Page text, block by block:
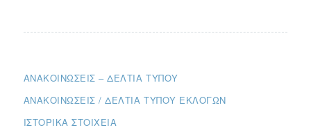
ΑΝΑΚΟΙΝΏΣΕΙΣ – ΔΕΛΤΊΑ ΤΎΠΟΥ
ΑΝΑΚΟΙΝΏΣΕΙΣ / ΔΕΛΤΊΑ ΤΎΠΟΥ ΕΚΛΟΓΏΝ
ΙΣΤΟΡΙΚΆ ΣΤΟΙΧΕΊΑ